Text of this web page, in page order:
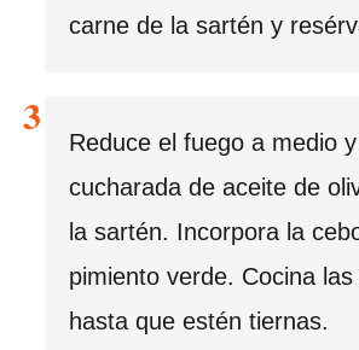
carne de la sartén y
Reduce el fuego a medio
cucharada de aceite de
la sartén. Incorpora la
pimiento verde. Cocina
hasta que estén tiernas.